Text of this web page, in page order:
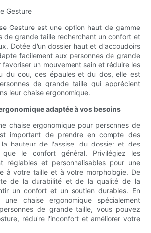
Gesture
Gesture est une option haut de gamme
de grande taille recherchant un confort et
Dotée d'un dossier haut et d'accoudoirs
facilement aux personnes de grande
favoriser un mouvement sain et réduire les
du cou, des épaules et du dos, elle est
de grande taille qui apprécient
leur chaise ergonomique.
adaptée à vos besoins
chaise ergonomique pour personnes de
important de prendre en compte des
hauteur de l'assise, du dossier et des
que le confort général. Privilégiez les
réglables et personnalisables pour une
à votre taille et à votre morphologie. De
de la durabilité et de la qualité de la
un confort et un soutien durables. En
une chaise ergonomique spécialement
de grande taille, vous pouvez
réduire l'inconfort et améliorer votre